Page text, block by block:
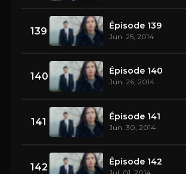
139 Épisode 139
Jun. 25, 2014
140 Épisode 140
Jun. 26, 2014
141 Épisode 141
Jun. 30, 2014
142 Épisode 142